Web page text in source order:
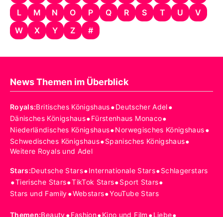
L
M N O P Q R S T U
V
W
X Y Z #
News Themen im Überblick
Royals:Britisches Königshaus•Deutscher Adel•
Dänisches Königshaus•Fürstenhaus Monaco•
Niederländisches Königshaus•Norwegisches Königshaus•
Schwedisches Königshaus•Spanisches Königshaus•
Weitere Royals und Adel
Stars:Deutsche Stars•Internationale Stars•Schlagerstars
•Tierische Stars•TikTok Stars•Sport Stars•
Stars und Family•Webstars•YouTube Stars
Themen:Beauty Fashion Kino und Film Liebe